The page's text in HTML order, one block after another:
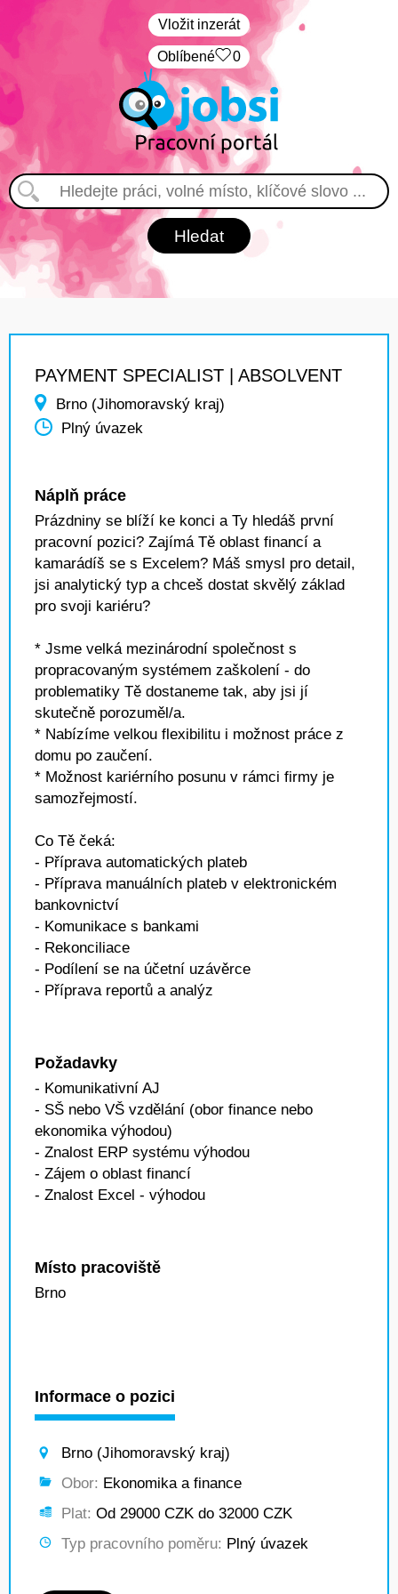
Vložit inzerát
Oblíbené 0
PAYMENT SPECIALIST | ABSOLVENT
Brno (Jihomoravský kraj)
Plný úvazek
Náplň práce
Prázdniny se blíží ke konci a Ty hledáš první
pracovní pozici? Zajímá Tě oblast financí a
kamarádíš se s Excelem? Máš smysl pro detail,
jsi analytický typ a chceš dostat skvělý základ
pro svoji kariéru?
* Jsme velká mezinárodní společnost s
propracovaným systémem zaškolení - do
problematiky Tě dostaneme tak, aby jsi jí
skutečně porozuměl/a.
* Nabízíme velkou flexibilitu i možnost práce z
domu po zaučení.
* Možnost kariérního posunu v rámci firmy je
samozřejmostí.
Co Tě čeká:
- Příprava automatických plateb
- Příprava manuálních plateb v elektronickém
bankovnictví
- Komunikace s bankami
- Rekonciliace
- Podílení se na účetní uzávěrce
- Příprava reportů a analýz
Požadavky
- Komunikativní AJ
- SŠ nebo VŠ vzdělání (obor finance nebo
ekonomika výhodou)
- Znalost ERP systému výhodou
- Zájem o oblast financí
- Znalost Excel - výhodou
Místo pracoviště
Brno
Informace o pozici
Brno (Jihomoravský kraj)
Obor: Ekonomika a finance
Plat: Od 29000 CZK do 32000 CZK
Typ pracovního poměru: Plný úvazek